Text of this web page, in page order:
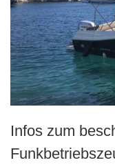
Infos zum